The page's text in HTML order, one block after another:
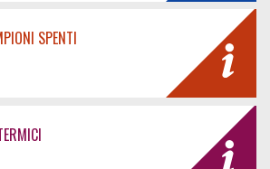
SPENTI